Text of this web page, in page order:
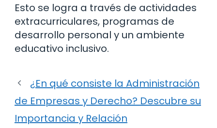
Esto se logra a través de actividades
extracurriculares, programas de
desarrollo personal y un ambiente
educativo inclusivo.
¿En qué consiste la Administración
de Empresas y Derecho? Descubre su
Importancia y Relación